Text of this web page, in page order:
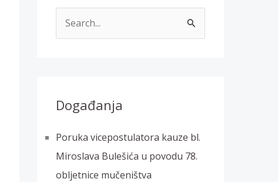
r
Događanja
Poruka vicepostulatora kauze bl.
Miroslava Bulešića u povodu 78.
obljetnice mučeništva